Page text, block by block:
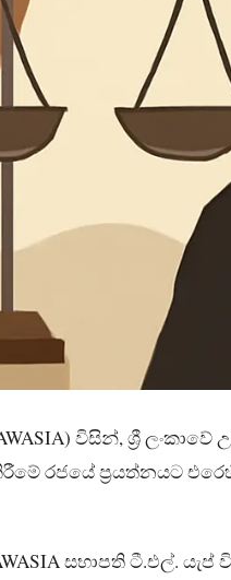
විසින්, ශ්‍රී
රජයේ ප්‍රයත්නයට
සභාපති ටී.එල්.